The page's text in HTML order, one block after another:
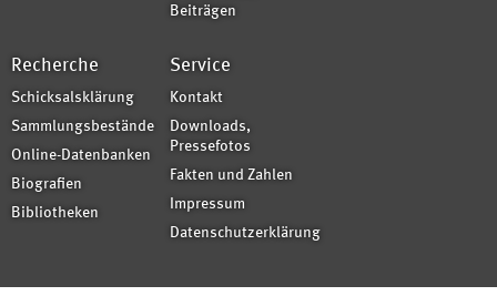
Beiträgen
Recherche
Schicksalsklärung
Sammlungsbestände
Online-Datenbanken
Biografien
Bibliotheken
Service
Kontakt
Downloads,
Pressefotos
Fakten und Zahlen
Impressum
Datenschutzerklärung